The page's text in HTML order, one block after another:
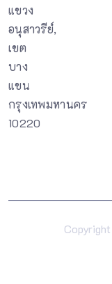
แขวง
อนุสาวรีย์,
เขต
บาง
แขน
กรุงเทพมหานคร
10220